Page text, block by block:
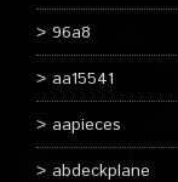
96a8
aa15541
aapieces
abdeckplane